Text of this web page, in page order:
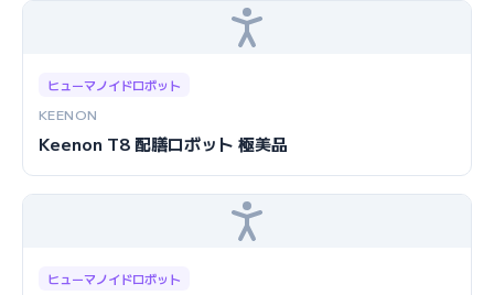
ヒューマノイドロボット
KEENON
Keenon T8 配膳ロボット 極美品
ヒューマノイドロボット